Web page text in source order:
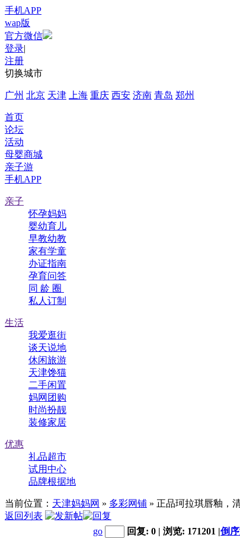
手机APP
wap版
官方微信
登录|
注册
切换城市
广州 北京 天津 上海 重庆 西安 济南 青岛 郑州
首页
论坛
活动
母婴商城
亲子游
手机APP
亲子
怀孕妈妈
婴幼育儿
早教幼教
家有学童
办证指南
孕育问答
同 龄 圈
私人订制
生活
我爱逛街
谈天说地
休闲旅游
天津馋猫
二手闲置
妈网团购
时尚扮靓
装修家居
优惠
礼品超市
试用中心
品牌根据地
当前位置： 天津妈妈网 » 多彩网铺 » 正品珂拉琪唇釉，
返回列表
go 回复: 0 | 浏览: 171201 |倒